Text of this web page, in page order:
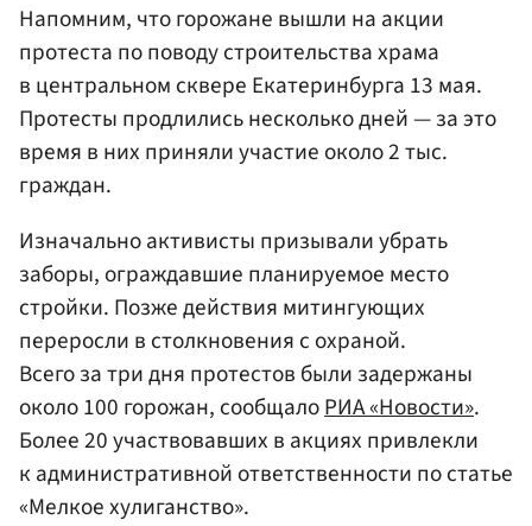
Напомним, что горожане вышли на акции
протеста по поводу строительства храма
в центральном сквере Екатеринбурга 13 мая.
Протесты продлились несколько дней — за это
время в них приняли участие около 2 тыс.
граждан.
Изначально активисты призывали убрать
заборы, ограждавшие планируемое место
стройки. Позже действия митингующих
переросли в столкновения с охраной.
Всего за три дня протестов были задержаны
около 100 горожан, сообщалоРИА «Новости».
Более 20 участвовавших в акциях привлекли
к административной ответственности по статье
«Мелкое хулиганство».